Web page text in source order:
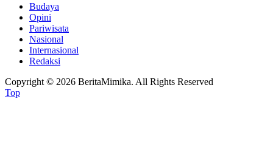
Budaya
Opini
Pariwisata
Nasional
Internasional
Redaksi
Copyright © 2026 BeritaMimika. All Rights Reserved
Top